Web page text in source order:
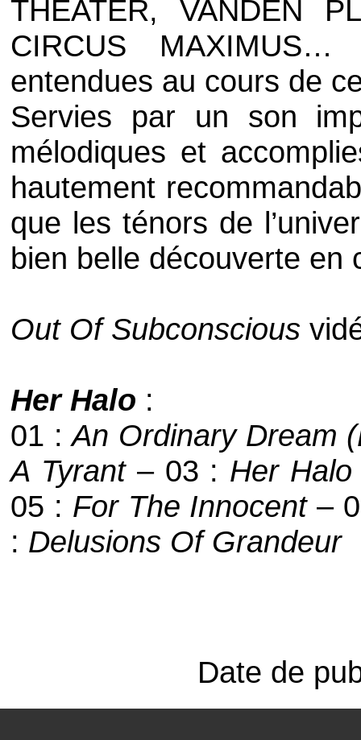
THEATER, VANDEN
CIRCUS MAXIMUS…
entendues au cours de
Servies par un son
mélodiques et
hautement
que les ténors de
bien belle découverte en
Out Of Subconscious
Her Halo :
01 :An Ordinary Dream
A Tyrant– 03 : Her Halo
05 : For The Innocent–
: Delusions Of Grandeur
Date de